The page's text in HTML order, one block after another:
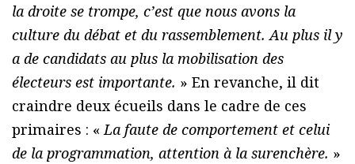
la droite se trompe, c’est que nous avons la
culture du débat et du rassemblement. Au plus il y
a de candidats au plus la mobilisation des
électeurs est importante. » En revanche, il dit
craindre deux écueils dans le cadre de ces
primaires : «La faute de comportement et celui
de la programmation, attention à la surenchère. »